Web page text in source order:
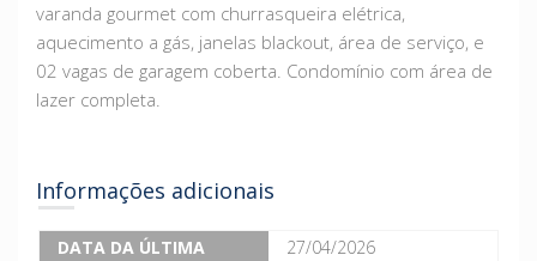
varanda gourmet com churrasqueira elétrica,
aquecimento a gás, janelas blackout, área de serviço, e
02 vagas de garagem coberta. Condomínio com área de
lazer completa.
Informações adicionais
DATA DA ÚLTIMA
27/04/2026